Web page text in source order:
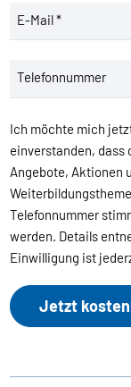
E-Mail *
Telefonnummer
Ich möchte mich
einverstanden, dass
Angebote, Aktionen
Telefonnummer
werden. Details
Einwilligung ist
Jetzt